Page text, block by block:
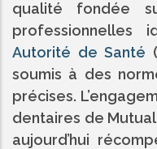
qualité fondée
professionnelles
Autorité de Santé
soumis à des
précises.
dentaires de
aujourd’hui